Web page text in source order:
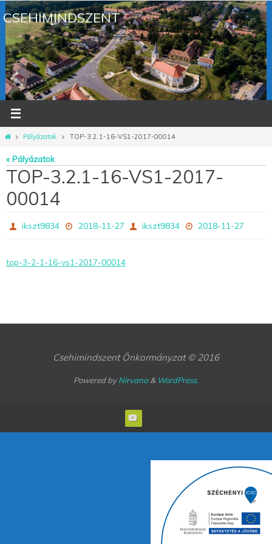
Megszakítás
CSEHIMINDSZENT
OtthonPályázatok TOP-3.2.1-16-VS1-2017-00014
« Pályázatok
TOP-3.2.1-16-VS1-2017-
00014
ikszt9834 2018-11-27 ikszt9834 2018-11-27
top-3-2-1-16-vs1-2017-00014
Csehimindszent Önkormányzat © 2016
Powered byNirvana& WordPress.